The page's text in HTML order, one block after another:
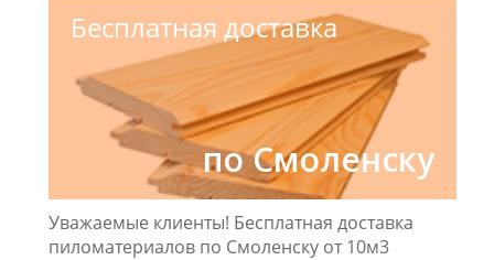
Бесплатная доставка
по Смоленску
Уважаемые клиенты! Бесплатная доставка
пиломатериалов по Смоленску от 10м3